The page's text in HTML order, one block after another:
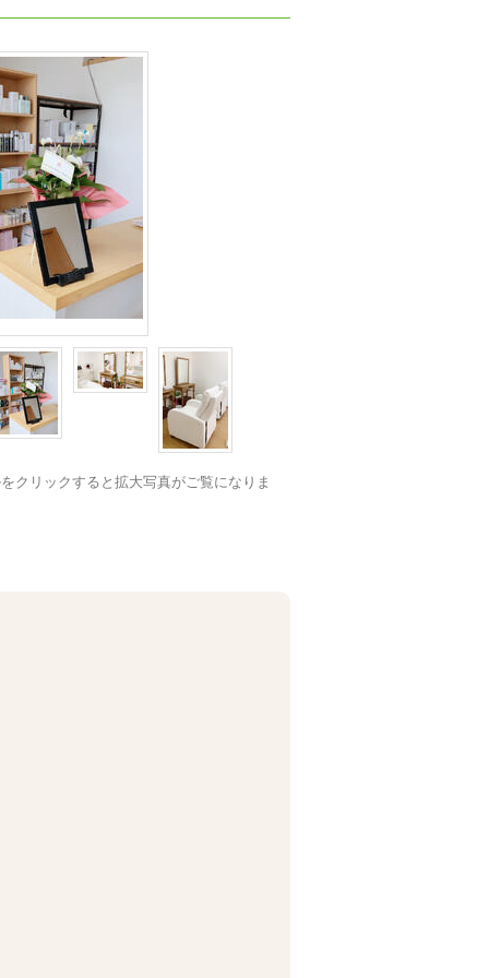
クリックすると拡大写真がご覧になりま